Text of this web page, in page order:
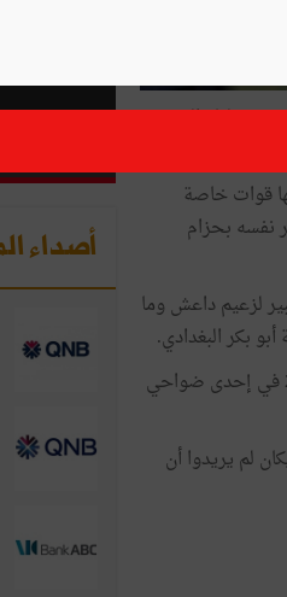
ليلة السبت
قوات خاصة
نفسه بحزام
لزعيم داعش وما
بكر البغدادي.
وقد توخّت الولايات المتحدة الأمريكية الطريقة نفسها عند مقتل زعيم القاعدة أسامة بن لادن في ماي 2011 في إحدى ضواحي
"بحسب كلام الأمريكان لم يريدوا أن
أصداء